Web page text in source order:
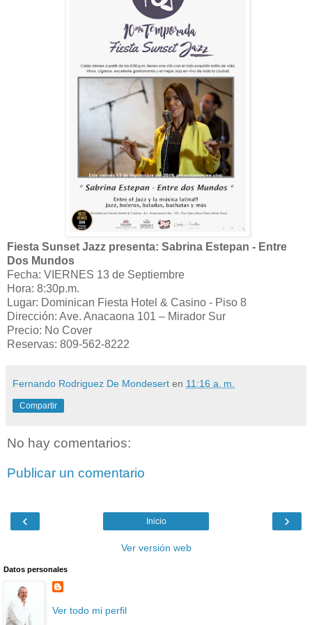
Fiesta Sunset Jazz presenta: Sabrina Estepan - Entre
Dos Mundos
Fecha: VIERNES 13 de Septiembre
Hora: 8:30p.m.
Lugar: Dominican Fiesta Hotel & Casino - Piso 8
Dirección: Ave. Anacaona 101 – Mirador Sur
Precio: No Cover
Reservas: 809-562-8222
Fernando Rodriguez De Mondesert en 11:16 a. m.
Compartir
No hay comentarios:
Publicar un comentario
‹ ›
Inicio
Ver versión web
Datos personales
Ver todo mi perfil